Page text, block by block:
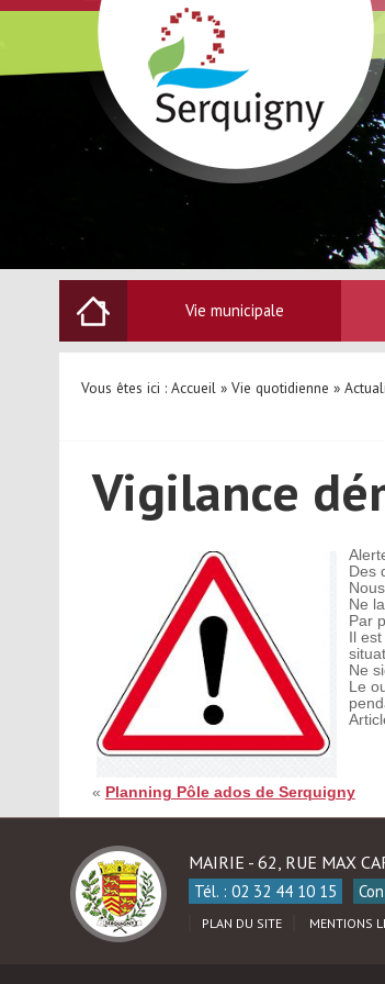
Vie municipale
Vous êtes ici : Accueil» Vie quotidienne »
Vigilance
Des
Ne
Par
Il
Ne
Le
« Planning Pôle ados de Serquigny
MAIRIE - 62, RUE MAX
Tél. : 02 32 44 10 15
PLAN DU SITE MENTIONS